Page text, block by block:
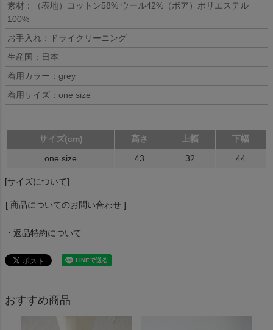
素材：（表地）コットン58% ウール42%（ボア）ポリエステル
100%
お手入れ：ドライクリーニング
生産国：日本
着用カラー：grey
着用サイズ：one size
サイズ(cm) 高さ 上幅
下幅
one size
43 32 44
[サイズについて]
[ 商品についてのお問い合わせ ]
・返品特約について
おすすめ商品